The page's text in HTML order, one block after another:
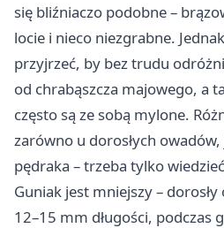
się bliźniaczo podobne –
locie i nieco niezgrabne.
przyjrzeć, by bez trudu
od chrabąszcza majowego, a
często są ze sobą mylone.
zarówno u dorosłych
pędraka – trzeba tylko
Guniak jest mniejszy –
12–15 mm długości, podczas